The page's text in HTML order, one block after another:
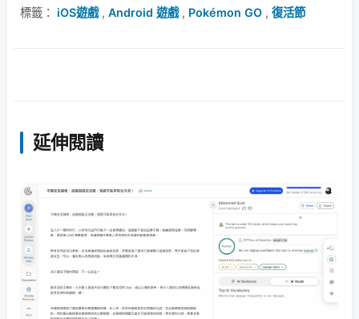
標籤： iOS遊戲, Android 遊戲, Pokémon GO , 復活節
延伸閱讀